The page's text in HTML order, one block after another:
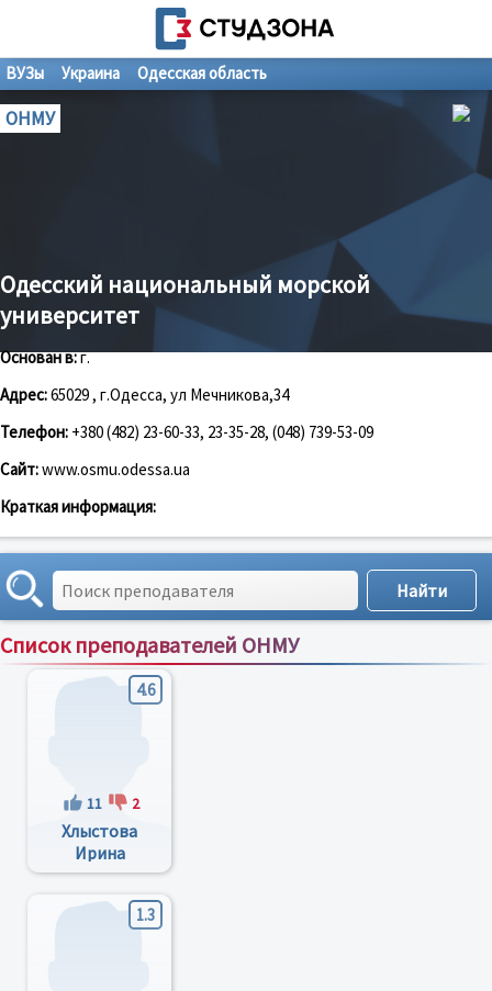
ВУЗы Украина Одесская область
ОНМУ
Одесский национальный морской
университет
Основан в:г.
Адрес:65029 , г.Одесса, ул Мечникова,34
Телефон: +380 (482) 23-60-33, 23-35-28, (048) 739-53-09
Сайт:www.osmu.odessa.ua
Краткая информация:
Список преподавателей ОНМУ
Сортировка по:имени;рейтингу;отзывам
4.6
11 2
Хлыстова
Ирина
Александровна
1.3